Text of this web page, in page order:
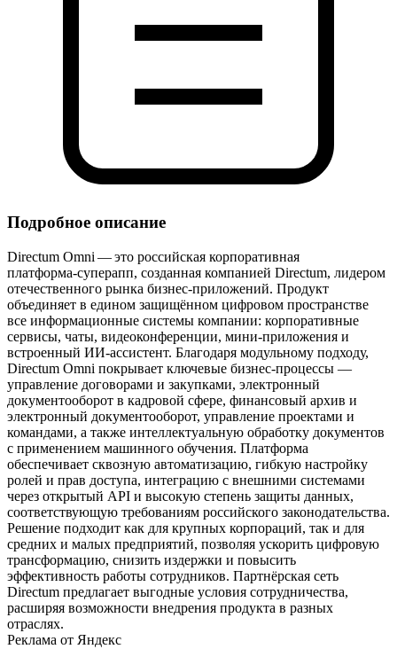
Подробное описание
Directum Omni — это российская корпоративная
платформа‑суперапп, созданная компанией Directum, лидером
отечественного рынка бизнес‑приложений. Продукт
объединяет в едином защищённом цифровом пространстве
все информационные системы компании: корпоративные
сервисы, чаты, видеоконференции, мини‑приложения и
встроенный ИИ‑ассистент. Благодаря модульному подходу,
Directum Omni покрывает ключевые бизнес‑процессы —
управление договорами и закупками, электронный
документооборот в кадровой сфере, финансовый архив и
электронный документооборот, управление проектами и
командами, а также интеллектуальную обработку документов
с применением машинного обучения. Платформа
обеспечивает сквозную автоматизацию, гибкую настройку
ролей и прав доступа, интеграцию с внешними системами
через открытый API и высокую степень защиты данных,
соответствующую требованиям российского законодательства.
Решение подходит как для крупных корпораций, так и для
средних и малых предприятий, позволяя ускорить цифровую
трансформацию, снизить издержки и повысить
эффективность работы сотрудников. Партнёрская сеть
Directum предлагает выгодные условия сотрудничества,
расширяя возможности внедрения продукта в разных
отраслях.
Реклама от Яндекс